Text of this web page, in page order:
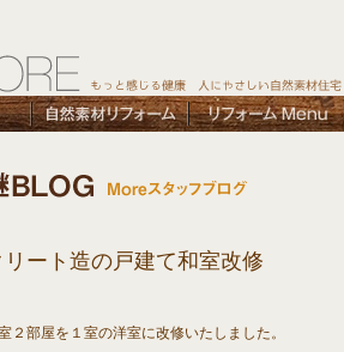
ート造の戸建て和室改修
２部屋を１室の洋室に改修いたしました。